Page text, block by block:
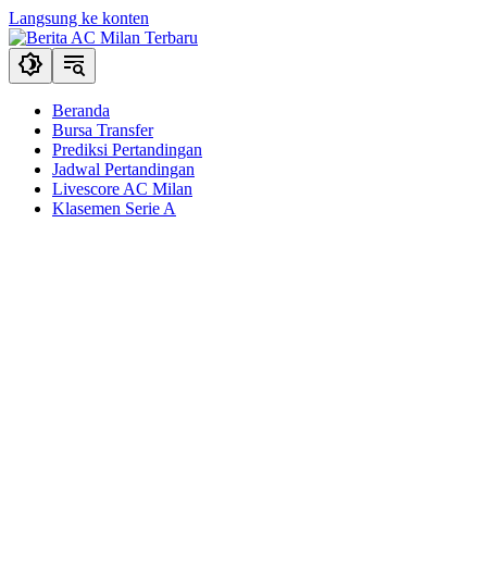
Langsung ke konten
Beranda
Bursa Transfer
Prediksi Pertandingan
Jadwal Pertandingan
Livescore AC Milan
Klasemen Serie A